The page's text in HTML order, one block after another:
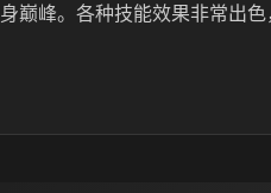
巅峰。各种技能效果非常出